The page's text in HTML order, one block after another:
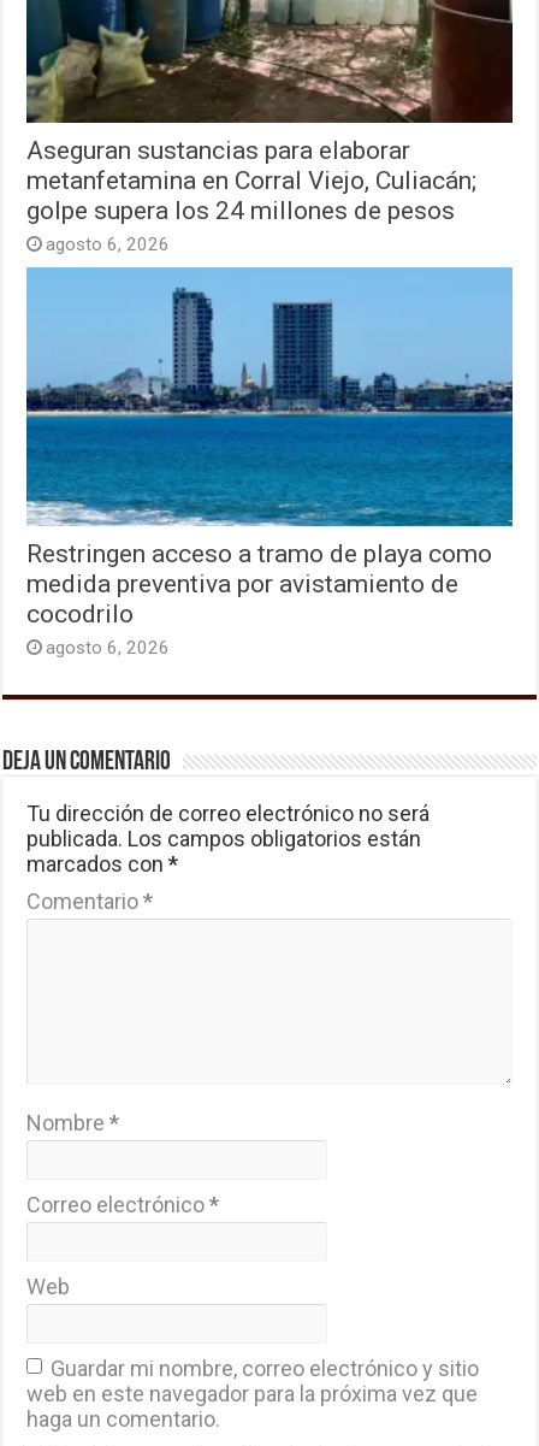
Aseguran sustancias para elaborar
metanfetamina en Corral Viejo, Culiacán;
golpe supera los 24 millones de pesos
agosto 6, 2026
Restringen acceso a tramo de playa como
medida preventiva por avistamiento de
cocodrilo
agosto 6, 2026
Deja un comentario
Tu dirección de correo electrónico no será
publicada. Los campos obligatorios están
marcados con*
Comentario*
Nombre*
Correo electrónico*
Web
Guardar mi nombre, correo electrónico y sitio
web en este navegador para la próxima vez que
haga un comentario.